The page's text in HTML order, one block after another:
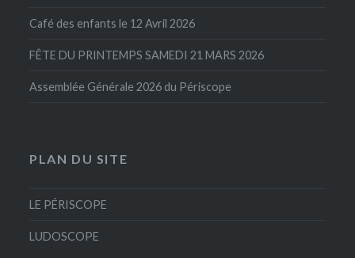
Café des enfants le 12 Avril 2026
FÊTE DU PRINTEMPS SAMEDI 21 MARS 2026
Assemblée Générale 2026 du Périscope
PLAN DU SITE
LE PÉRISCOPE
LUDOSCOPE